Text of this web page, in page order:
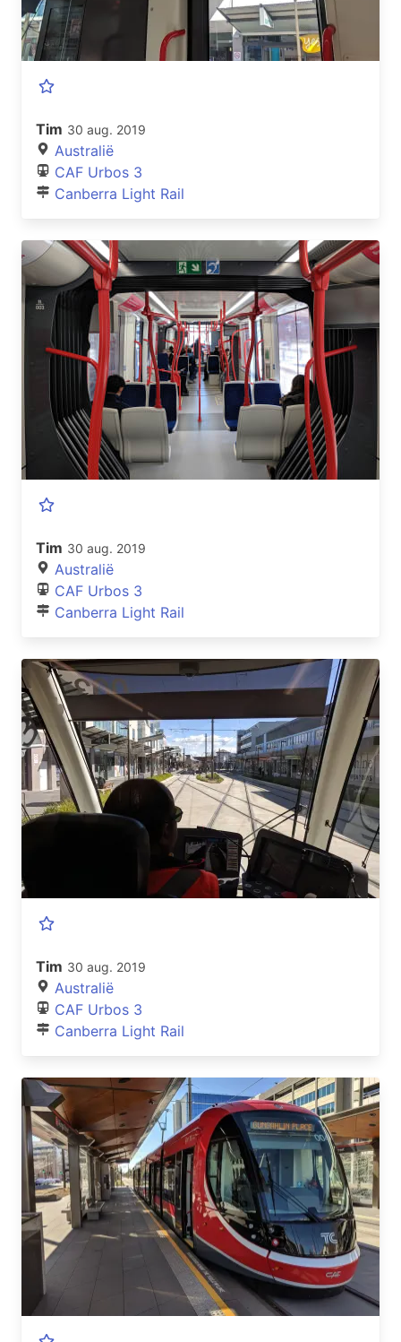
Tim 30 aug. 2019
Australië
CAF Urbos 3
Canberra Light Rail
Tim 30 aug. 2019
Australië
CAF Urbos 3
Canberra Light Rail
Tim 30 aug. 2019
Australië
CAF Urbos 3
Canberra Light Rail